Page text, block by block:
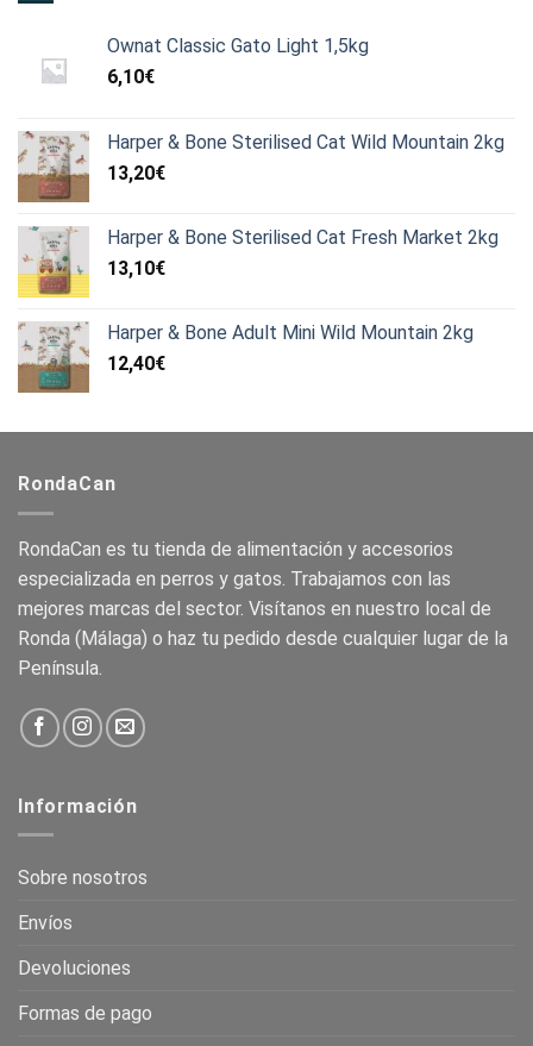
Ownat Classic Gato Light 1,5kg
6,10€
Harper & Bone Sterilised Cat Wild Mountain 2kg
13,20€
Harper & Bone Sterilised Cat Fresh Market 2kg
13,10€
Harper & Bone Adult Mini Wild Mountain 2kg
12,40€
RondaCan
RondaCan es tu tienda de alimentación y accesorios
especializada en perros y gatos. Trabajamos con las
mejores marcas del sector. Visítanos en nuestro local de
Ronda (Málaga) o haz tu pedido desde cualquier lugar de la
Península.
Información
Sobre nosotros
Envíos
Devoluciones
Formas de pago